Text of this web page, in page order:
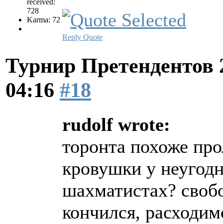
728
Karma: 72
Reply Quote
Турнир Претендентов
04:16 #18
rudolf wrote:
торонта похоже
кровушки у
шахматистах?
кончился,